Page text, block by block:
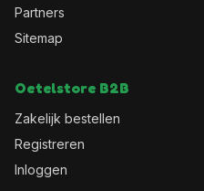
Partners
Sitemap
Oetelstore B2B
Zakelijk bestellen
Registreren
Inloggen